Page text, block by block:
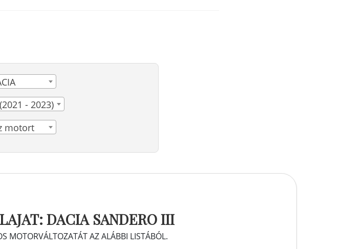
- 2023)
motort
DACIA SANDERO III
MOTORVÁLTOZATÁT AZ ALÁBBI LISTÁBÓL.